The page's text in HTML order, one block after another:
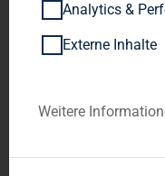
TAG
Borkers,
Aktien
Rahmen
Analytics &
Externe Inhalte
Weitere